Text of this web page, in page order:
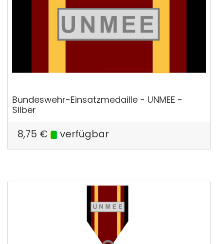
Bundeswehr-Einsatzmedaille - UNMEE -
Silber
8,75 € verfügbar